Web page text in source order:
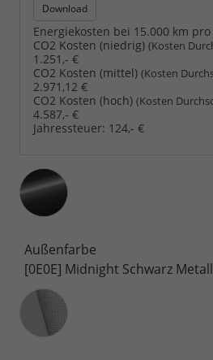
Download
Energiekosten bei 15.000 km pro
CO2 Kosten (niedrig) (Kosten
1.251,- €
CO2 Kosten (mittel) (Kosten
2.971,12 €
CO2 Kosten (hoch) (Kosten
4.587,- €
Jahressteuer: 124,- €
Außenfarbe
[0E0E] Midnight Schwarz
Innenausstattung